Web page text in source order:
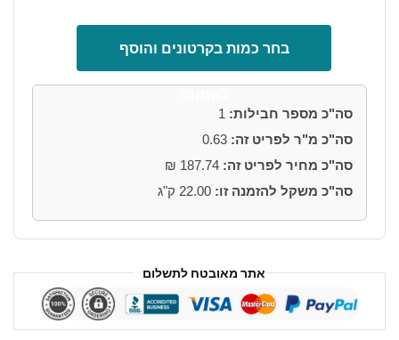
צהוב
אדום
רחב
21.5*10
בחר כמות בקרטונים והוסף
סה"כ מספר חבילות: 1
סה"כ מ"ר לפריט זה: 0.63
סה"כ מחיר לפריט זה: 187.74
₪
סה"כ משקל להזמנה זו: 22.00 ק"ג
אתר מאובטח לתשלום